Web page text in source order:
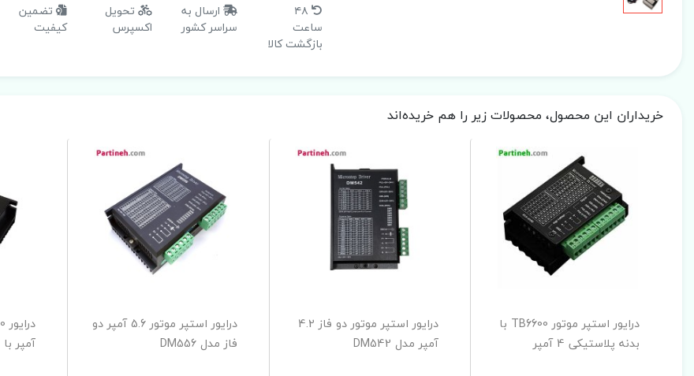
۴۸
ساعت
بازگشت کالا
ارسال به
سراسر کشور
تحویل
اکسپرس
تضمین
کیفیت
خریداران این محصول، محصولات زیر را هم خریده‌اند
درایور استپر موتور TB6600 با
بدنه پلاستیکی 4 آمپر
درایور استپر موتور دو فاز 4.2
آمپر مدل DM542
درایور استپر موتور 5.6 آمپر دو
فاز مدل DM556
آمپر